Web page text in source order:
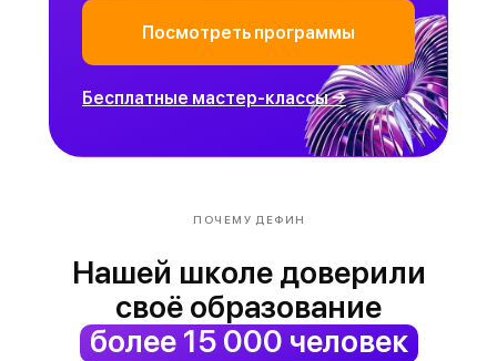
Бесплатные мастер-классы →
Посмотреть программы
ПОЧЕМУ ДЕФИН
Нашей школе доверили
своё образование
более 15 000 человек